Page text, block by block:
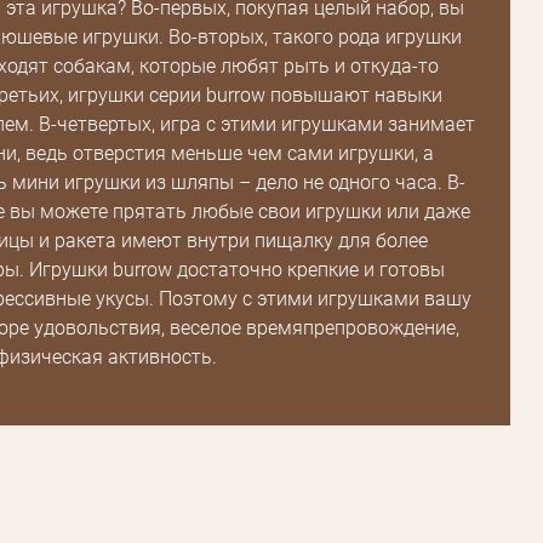
эта игрушка? Во-первых, покупая целый набор, вы
игрушки. Во-вторых, такого рода игрушки
собакам, которые любят рыть и откуда-то
игрушки серии burrow повышают навыки
В-четвертых, игра с этими игрушками занимает
ведь отверстия меньше чем сами игрушки, а
мини игрушки из шляпы – дело не одного часа. В-
вы можете прятать любые свои игрушки или даже
и ракета имеют внутри пищалку для более
Игрушки burrow достаточно крепкие и готовы
укусы. Поэтому с этими игрушками вашу
удовольствия, веселое времяпрепровождение,
активность.